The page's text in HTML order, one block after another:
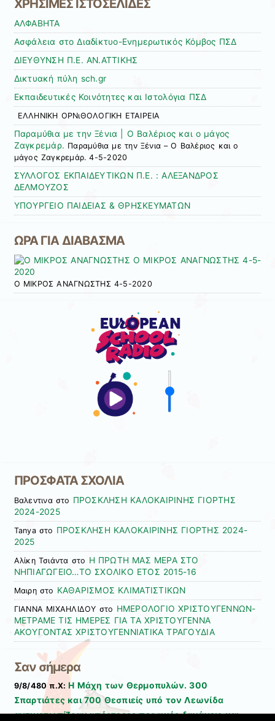
ΧΡΗΣΙΜΕΣ ΙΣΤΟΣΕΛΙΔΕΣ
ΑΛΦΑΒΗΤΑ
Ασφάλεια στο Διαδίκτυο-Ενημερωτικός Κόμβος ΠΣΔ
ΔΙΕΥΘΥΝΣΗ Π.Ε. ΑΝ.ΑΤΤΙΚΗΣ
Δικτυακή πύλη sch.gr
Εκπαιδευτικές Κοινότητες και Ιστολόγια ΠΣΔ
ΕΛΛΗΝΙΚΗ ΟΡΝιΘΟΛΟΓΙΚΗ ΕΤΑΙΡΕΙΑ
Παραμύθια με την Ξένια | Ο Βαλέριος και ο μάγος
Ζαγκρεμάρ. Παραμύθια με την Ξένια – Ο Βαλέριος και ο
μάγος Ζαγκρεμάρ. 4-5-2020
ΣΥΛΛΟΓΟΣ ΕΚΠΑΙΔΕΥΤΙΚΩΝ Π.Ε. : ΑΛΕΞΑΝΔΡΟΣ
ΔΕΛΜΟΥΖΟΣ
ΥΠΟΥΡΓΕΙΟ ΠΑΙΔΕΙΑΣ & ΘΡΗΣΚΕΥΜΑΤΩΝ
ΩΡΑ ΓΙΑ ΔΙΑΒΑΣΜΑ
Ο ΜΙΚΡΟΣ ΑΝΑΓΝΩΣΤΗΣ 4-5-2020
ΠΡΟΣΦΑΤΑ ΣΧΟΛΙΑ
Βαλεντιναστο ΠΡΟΣΚΛΗΣΗ ΚΑΛΟΚΑΙΡΙΝΗΣ ΓΙΟΡΤΗΣ
2024-2025
Tanyaστο ΠΡΟΣΚΛΗΣΗ ΚΑΛΟΚΑΙΡΙΝΗΣ ΓΙΟΡΤΗΣ 2024-
2025
Αλίκη Τσιάντα στο Η ΠΡΩΤΗ ΜΑΣ ΜΕΡΑ ΣΤΟ
ΝΗΠΙΑΓΩΓΕΙΟ…ΤΟ ΣΧΟΛΙΚΟ ΕΤΟΣ 2015-16
Μαιρηστο ΚΑΘΑΡΙΣΜΟΣ ΚΛΙΜΑΤΙΣΤΙΚΩΝ
ΓΙΑΝΝΑ ΜΙΧΑΗΛΙΔΟΥ στο ΗΜΕΡΟΛΟΓΙΟ ΧΡΙΣΤΟΥΓΕΝΝΩΝ-
ΜΕΤΡΑΜΕ ΤΙΣ ΗΜΕΡΕΣ ΓΙΑ ΤΑ ΧΡΙΣΤΟΥΓΕΝΝΑ
ΑΚΟΥΓΟΝΤΑΣ ΧΡΙΣΤΟΥΓΕΝΝΙΑΤΙΚΑ ΤΡΑΓΟΥΔΙΑ
Σαν σήμερα
9/8/480 π.Χ: Η Μάχη των Θερμοπυλών. 300
Σπαρτιάτες και 700 Θεσπιείς υπό τον Λεωνίδα
αντιμετωπίζουν υπέρτερες περσικές δυνάμεις και